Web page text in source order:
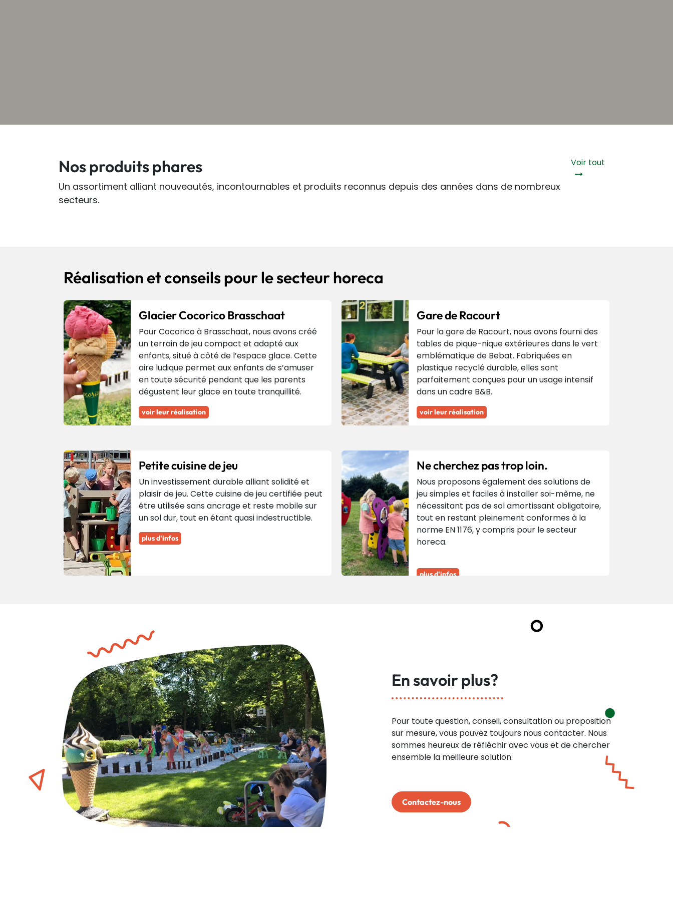
Nos produits phares
Un assortiment alliant nouveautés, incontournables et produits reconnus depuis des années dans de nombreux
secteurs.
Voir tout
Réalisation et conseils pour le secteur horeca
Glacier Cocorico Brasschaat
Pour Cocorico à Brasschaat, nous avons créé
un terrain de jeu compact et adapté aux
enfants, situé à côté de l’espace glace. Cette
aire ludique permet aux enfants de s’amuser
en toute sécurité pendant que les parents
dégustent leur glace en toute tranquillité.
voir leur réalisation
Gare de Racourt
Pour la gare de Racourt, nous avons fourni des
tables de pique-nique extérieures dans le vert
emblématique de Bebat. Fabriquées en
plastique recyclé durable, elles sont
parfaitement conçues pour un usage intensif
dans un cadre B&B.
voir leur réalisation
Ne cherchez pas trop loin.
Nous proposons également des solutions de
jeu simples et faciles à installer soi-même, ne
nécessitant pas de sol amortissant obligatoire,
tout en restant pleinement conformes à la
norme EN 1176, y compris pour le secteur
horeca.
plus d'infos
Petite cuisine de jeu
Un investissement durable alliant solidité et
plaisir de jeu. Cette cuisine de jeu certifiée peut
être utilisée sans ancrage et reste mobile sur
un sol dur, tout en étant quasi indestructible.
plus d'infos
En savoir plus?
Pour toute question, conseil, consultation ou proposition
sur mesure, vous pouvez toujours nous contacter. Nous
sommes heureux de réfléchir avec vous et de chercher
ensemble la meilleure solution.
Contactez-nous